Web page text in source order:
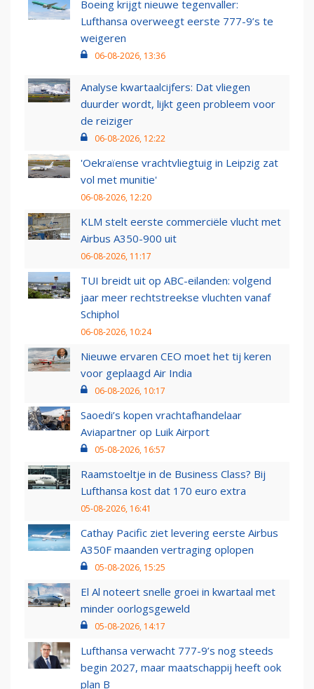
Boeing krijgt nieuwe tegenvaller:
Lufthansa overweegt eerste 777-9’s te
weigeren
06-08-2026, 13:36
Analyse kwartaalcijfers: Dat vliegen
duurder wordt, lijkt geen probleem voor
de reiziger
06-08-2026, 12:22
'Oekraïense vrachtvliegtuig in Leipzig zat
vol met munitie'
06-08-2026, 12:20
KLM stelt eerste commerciële vlucht met
Airbus A350-900 uit
06-08-2026, 11:17
TUI breidt uit op ABC-eilanden: volgend
jaar meer rechtstreekse vluchten vanaf
Schiphol
06-08-2026, 10:24
Nieuwe ervaren CEO moet het tij keren
voor geplaagd Air India
06-08-2026, 10:17
Saoedi’s kopen vrachtafhandelaar
Aviapartner op Luik Airport
05-08-2026, 16:57
Raamstoeltje in de Business Class? Bij
Lufthansa kost dat 170 euro extra
05-08-2026, 16:41
Cathay Pacific ziet levering eerste Airbus
A350F maanden vertraging oplopen
05-08-2026, 15:25
El Al noteert snelle groei in kwartaal met
minder oorlogsgeweld
05-08-2026, 14:17
Lufthansa verwacht 777-9’s nog steeds
begin 2027, maar maatschappij heeft ook
plan B